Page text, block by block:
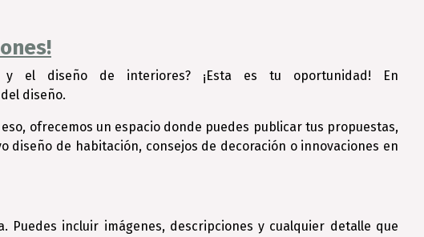
y el diseño de interiores? ¡Esta es tu oportunidad! En
diseño.
ofrecemos un espacio donde puedes publicar tus propuestas,
diseño de habitación, consejos de decoración o innovaciones en
incluir imágenes, descripciones y cualquier detalle que